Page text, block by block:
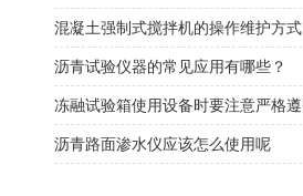
混凝土强制式搅拌机的操作维护方式
沥青试验仪器的常见应用有哪些？
沥青路面渗水仪应该怎么使用呢